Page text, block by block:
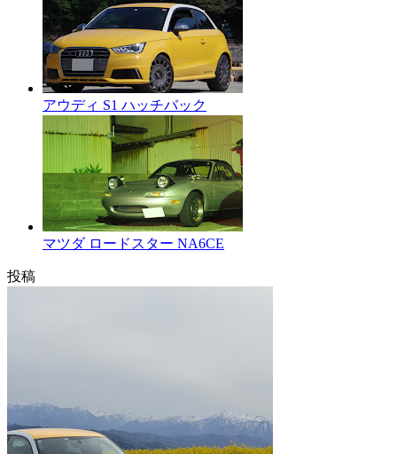
アウディ S1 ハッチバック
マツダ ロードスター NA6CE
投稿